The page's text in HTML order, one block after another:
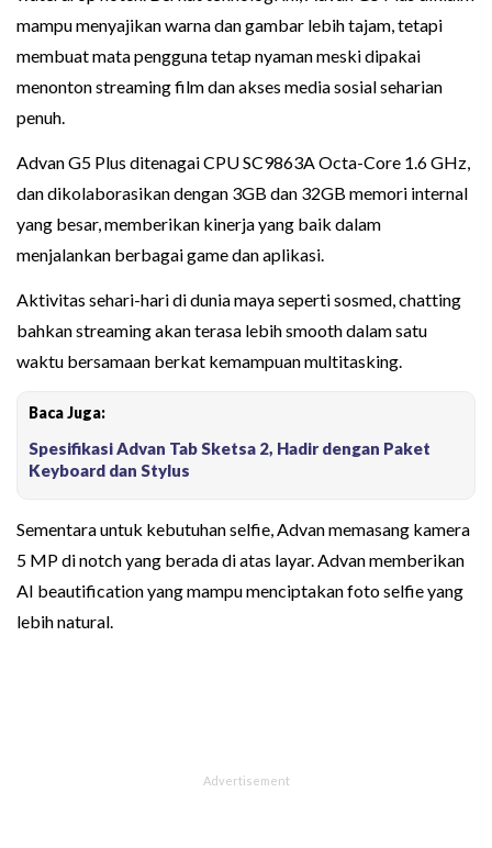
mampu menyajikan warna dan gambar lebih tajam, tetapi
membuat mata pengguna tetap nyaman meski dipakai
menonton streaming film dan akses media sosial seharian
penuh.
Advan G5 Plus ditenagai CPU SC9863A Octa-Core 1.6 GHz,
dan dikolaborasikan dengan 3GB dan 32GB memori internal
yang besar, memberikan kinerja yang baik dalam
menjalankan berbagai game dan aplikasi.
Aktivitas sehari-hari di dunia maya seperti sosmed, chatting
bahkan streaming akan terasa lebih smooth dalam satu
waktu bersamaan berkat kemampuan multitasking.
Baca Juga:
Spesifikasi Advan Tab Sketsa 2, Hadir dengan Paket
Keyboard dan Stylus
Sementara untuk kebutuhan selfie, Advan memasang kamera
5 MP di notch yang berada di atas layar. Advan memberikan
AI beautification yang mampu menciptakan foto selfie yang
lebih natural.